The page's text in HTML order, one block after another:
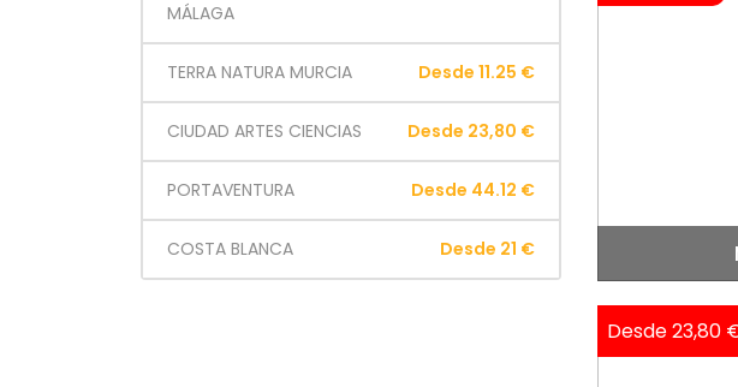
MÁLAGA
TERRA NATURA MURCIA Desde 11.25 €
CIUDAD ARTES CIENCIAS Desde 23,80 €
PORTAVENTURA Desde 44.12 €
COSTA BLANCA Desde 21 €
Desde 23,80